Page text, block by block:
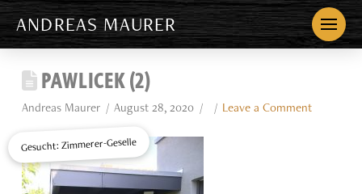
ANDREAS MAURER
Gesucht: Zimmerer-Geselle
PAWLICEK (2)
Andreas Maurer August 28, 2020 Leave a Comment